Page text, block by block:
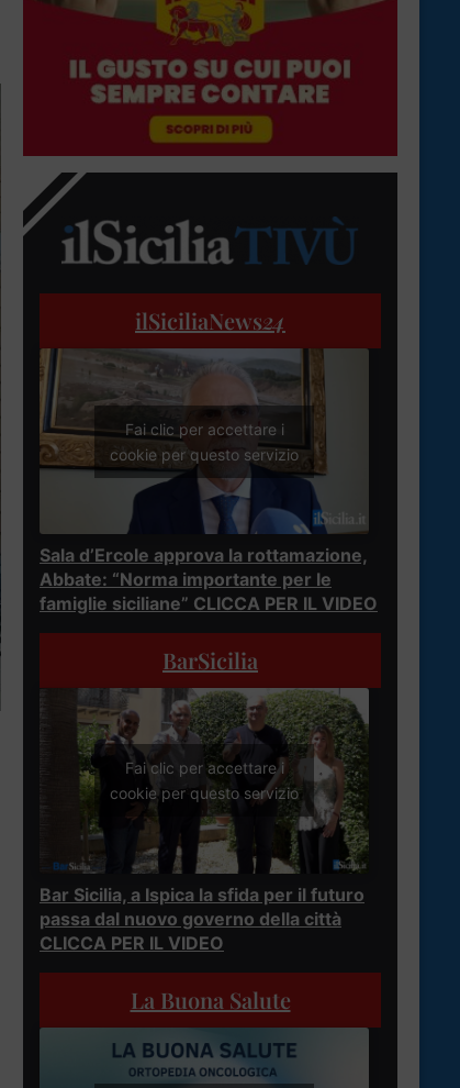
ilSiciliaNews24
Fai clic per accettare i
cookie per questo servizio
Sala d’Ercole approva la rottamazione,
Abbate: “Norma importante per le
famiglie siciliane” CLICCA PER IL VIDEO
BarSicilia
Fai clic per accettare i
cookie per questo servizio
Bar Sicilia, a Ispica la sfida per il futuro
passa dal nuovo governo della città
CLICCA PER IL VIDEO
La Buona Salute